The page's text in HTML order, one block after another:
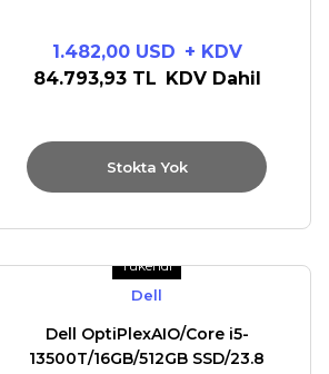
1.482,00 USD + KDV
84.793,93 TL KDV Dahil
Stokta Yok
Tükendi
Dell
Dell OptiPlexAIO/Core i5-
13500T/16GB/512GB SSD/23.8